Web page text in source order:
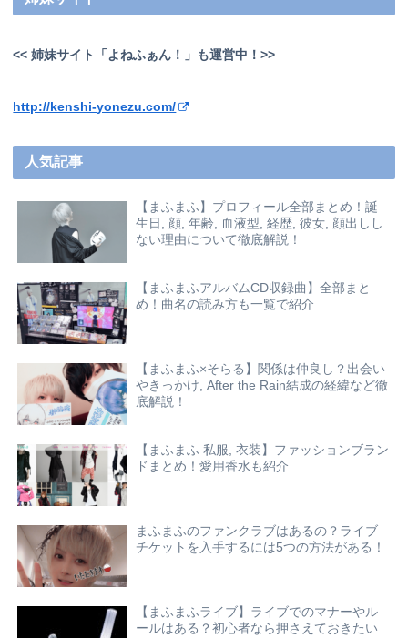
<< 姉妹サイト「よねふぁん！」も運営中！>>
http://kenshi-yonezu.com/
人気記事
【まふまふ】プロフィール全部まとめ！誕
生日, 顔, 年齢, 血液型, 経歴, 彼女, 顔出しし
ない理由について徹底解説！
【まふまふアルバムCD収録曲】全部まと
め！曲名の読み方も一覧で紹介
【まふまふ×そらる】関係は仲良し？出会い
やきっかけ, After the Rain結成の経緯など徹
底解説！
【まふまふ 私服, 衣装】ファッションブラン
ドまとめ！愛用香水も紹介
まふまふのファンクラブはあるの？ライブ
チケットを入手するには5つの方法がある！
【まふまふライブ】ライブでのマナーやル
ールはある？初心者なら押さえておきたい